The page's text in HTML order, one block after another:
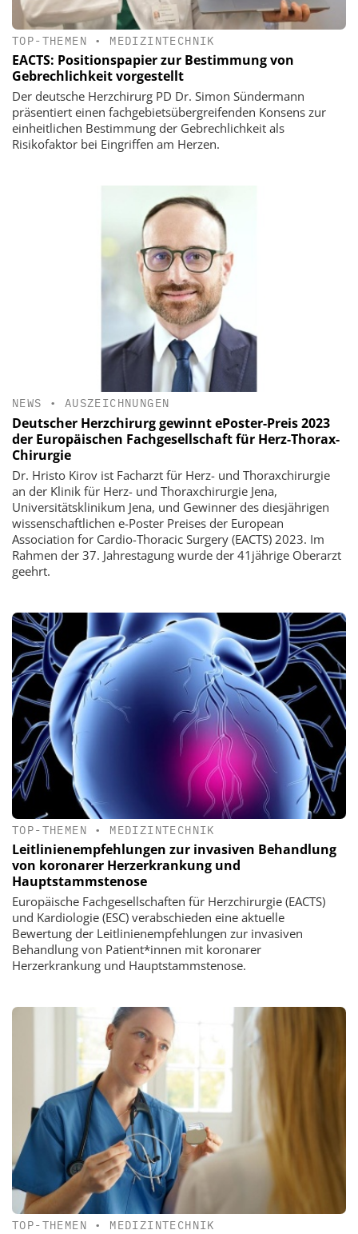
TOP-THEMEN • MEDIZINTECHNIK
EACTS: Positionspapier zur Bestimmung von
Gebrechlichkeit vorgestellt
Der deutsche Herzchirurg PD Dr. Simon Sündermann
präsentiert einen fachgebietsübergreifenden Konsens zur
einheitlichen Bestimmung der Gebrechlichkeit als
Risikofaktor bei Eingriffen am Herzen.
NEWS • AUSZEICHNUNGEN
Deutscher Herzchirurg gewinnt ePoster-Preis 2023
der Europäischen Fachgesellschaft für Herz-Thorax-
Chirurgie
Dr. Hristo Kirov ist Facharzt für Herz- und Thoraxchirurgie
an der Klinik für Herz- und Thoraxchirurgie Jena,
Universitätsklinikum Jena, und Gewinner des diesjährigen
wissenschaftlichen e-Poster Preises der European
Association for Cardio-Thoracic Surgery (EACTS) 2023. Im
Rahmen der 37. Jahrestagung wurde der 41jährige Oberarzt
geehrt.
TOP-THEMEN • MEDIZINTECHNIK
Leitlinienempfehlungen zur invasiven Behandlung
von koronarer Herzerkrankung und
Hauptstammstenose
Europäische Fachgesellschaften für Herzchirurgie (EACTS)
und Kardiologie (ESC) verabschieden eine aktuelle
Bewertung der Leitlinienempfehlungen zur invasiven
Behandlung von Patient*innen mit koronarer
Herzerkrankung und Hauptstammstenose.
TOP-THEMEN • MEDIZINTECHNIK